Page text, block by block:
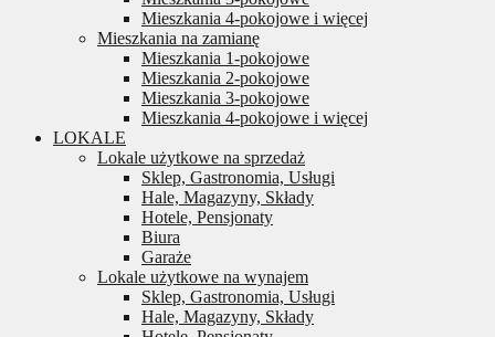
Mieszkania 4-pokojowe i więcej
Mieszkania na zamianę
Mieszkania 1-pokojowe
Mieszkania 2-pokojowe
Mieszkania 3-pokojowe
Mieszkania 4-pokojowe i więcej
LOKALE
Lokale użytkowe na sprzedaż
Sklep, Gastronomia, Usługi
Hale, Magazyny, Składy
Hotele, Pensjonaty
Biura
Garaże
Lokale użytkowe na wynajem
Sklep, Gastronomia, Usługi
Hale, Magazyny, Składy